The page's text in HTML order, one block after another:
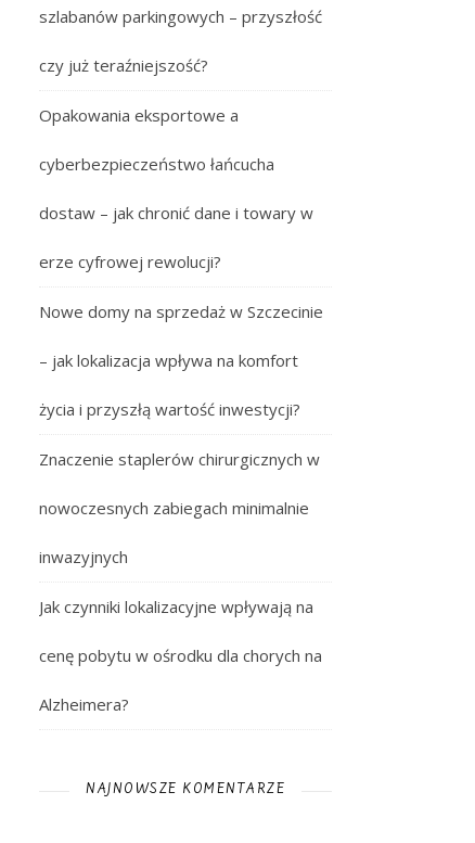
szlabanów parkingowych – przyszłość
czy już teraźniejszość?
Opakowania eksportowe a
cyberbezpieczeństwo łańcucha
dostaw – jak chronić dane i towary w
erze cyfrowej rewolucji?
Nowe domy na sprzedaż w Szczecinie
– jak lokalizacja wpływa na komfort
życia i przyszłą wartość inwestycji?
Znaczenie staplerów chirurgicznych w
nowoczesnych zabiegach minimalnie
inwazyjnych
Jak czynniki lokalizacyjne wpływają na
cenę pobytu w ośrodku dla chorych na
Alzheimera?
NAJNOWSZE KOMENTARZE